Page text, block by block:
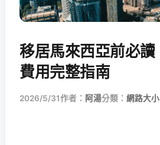
移居馬來西亞前必
費用完整指南
2026/5/31作者： 阿湯分類： 網路大